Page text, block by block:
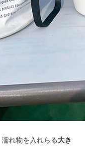
れ物を入れらる大き